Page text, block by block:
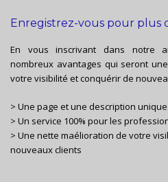
Enregistrez-vous pour plus
En vous inscrivant dans notre
nombreux avantages qui seront
votre visibilité et conquérir de
> Une page et une description
> Un service 100% pour les
> Une nette maélioration de votre
nouveaux clients